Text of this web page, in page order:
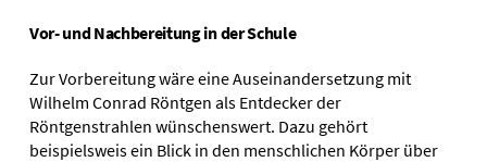
Vor- und Nachbereitung in der Schule
Zur Vorbereitung wäre eine Auseinandersetzung mit
Wilhelm Conrad Röntgen als Entdecker der
Röntgenstrahlen wünschenswert. Dazu gehört
beispielsweis ein Blick in den menschlichen Körper über